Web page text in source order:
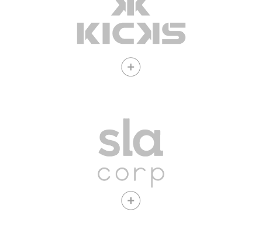
Opera bajo SLA Corp
Opera bajo SLA Corp